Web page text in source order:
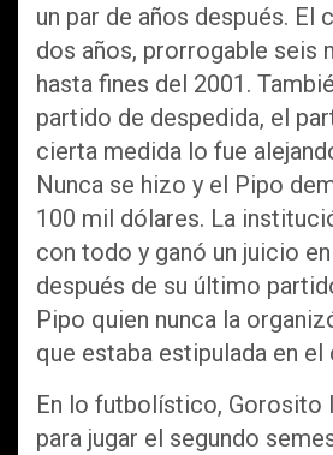
un par de años después. El
dos años, prorrogable seis
hasta fines del 2001.
partido de despedida, el
cierta medida lo fue
Nunca se hizo y el Pipo
100 mil dólares. La
con todo y ganó un juicio
después de su último
Pipo quien nunca la
que estaba estipulada en el
En lo futbolístico, Gorosito
para jugar el segundo